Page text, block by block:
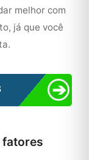
melhor com
já que você
➔
fatores